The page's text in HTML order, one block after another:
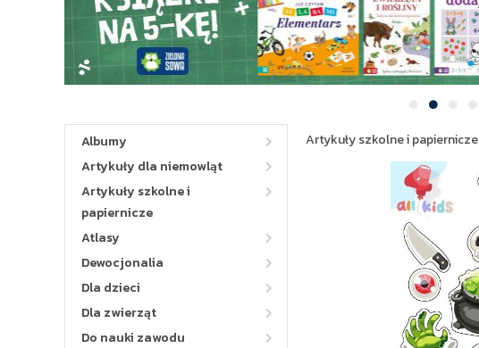
Albumy
Artykuły dla niemowląt
Artykuły szkolne i
papiernicze
Atlasy
Dewocjonalia
Dla dzieci
Dla zwierząt
Do nauki zawodu
Artykuły szkolne i papiernicze